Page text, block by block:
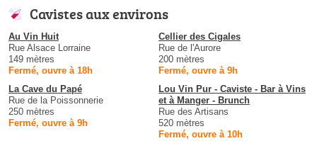
Cavistes aux environs
Au Vin Huit
Rue Alsace Lorraine
149 mètres
Fermé, ouvre à 18h
Cellier des Cigales
Rue de l'Aurore
200 mètres
Fermé, ouvre à 9h
La Cave du Papé
Rue de la Poissonnerie
250 mètres
Fermé, ouvre à 9h
Lou Vin Pur - Caviste - Bar à Vins
et à Manger - Brunch
Rue des Artisans
520 mètres
Fermé, ouvre à 10h